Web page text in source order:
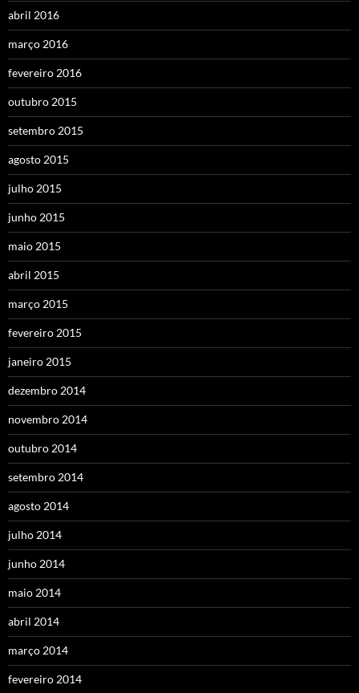
abril 2016
março 2016
fevereiro 2016
outubro 2015
setembro 2015
agosto 2015
julho 2015
junho 2015
maio 2015
abril 2015
março 2015
fevereiro 2015
janeiro 2015
dezembro 2014
novembro 2014
outubro 2014
setembro 2014
agosto 2014
julho 2014
junho 2014
maio 2014
abril 2014
março 2014
fevereiro 2014